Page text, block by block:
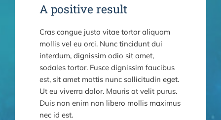
A positive result
Cras congue justo vitae tortor aliquam
mollis vel eu orci. Nunc tincidunt dui
interdum, dignissim odio sit amet,
sodales tortor. Fusce dignissim faucibus
est, sit amet mattis nunc sollicitudin eget.
Ut eu viverra dolor. Mauris at velit purus.
Duis non enim non libero mollis maximus
nec id est.